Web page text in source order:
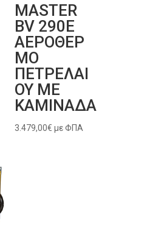
MASTER
BV 290E
ΑΕΡΟΘΕΡ
ΜΟ
ΠΕΤΡΕΛΑΙ
ΟΥ ΜΕ
ΚΑΜΙΝΑΔΑ
3.479,00€ με ΦΠΑ